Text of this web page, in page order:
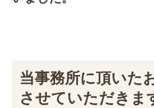
当事務所に頂いた
させていただきま